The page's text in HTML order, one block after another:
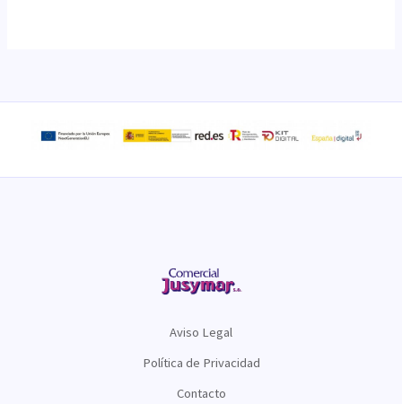
Aviso Legal
Política de Privacidad
Contacto